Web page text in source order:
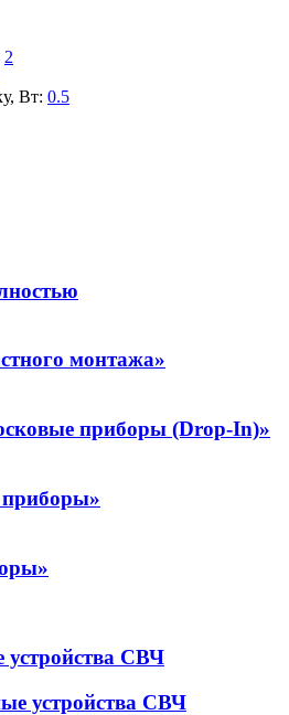
2
Вт: 0.5
монтажа»
приборы (Drop-In)»
СВЧ
устройства СВЧ